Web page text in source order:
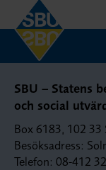
SBU – Statens
och social
Box 6183, 102 33
Besöksadress:
Telefon: 08-412